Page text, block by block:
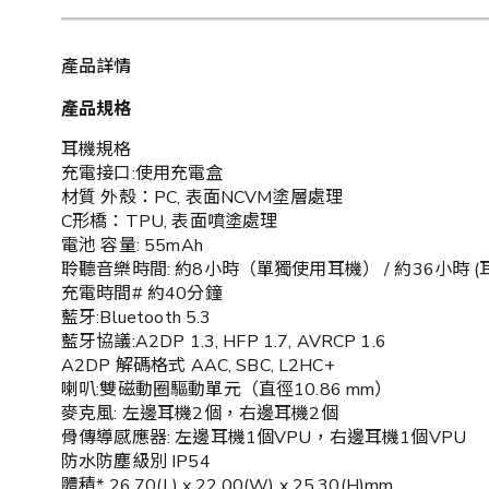
產品詳情
產品規格
耳機規格
充電接口:使用充電盒
材質 外殼：PC, 表面NCVM塗層處理
C形橋：TPU, 表面噴塗處理
電池 容量: 55mAh
聆聽音樂時間: 約8小時（單獨使用耳機） / 約36小時 (
充電時間# 約40分鐘
藍牙:Bluetooth 5.3
藍牙協議:A2DP 1.3, HFP 1.7, AVRCP 1.6
A2DP 解碼格式 AAC, SBC, L2HC+
喇叭:雙磁動圈驅動單元（直徑10.86 mm）
麥克風: 左邊耳機2個，右邊耳機2個
骨傳導感應器: 左邊耳機1個VPU，右邊耳機1個VPU
防水防塵級別 IP54